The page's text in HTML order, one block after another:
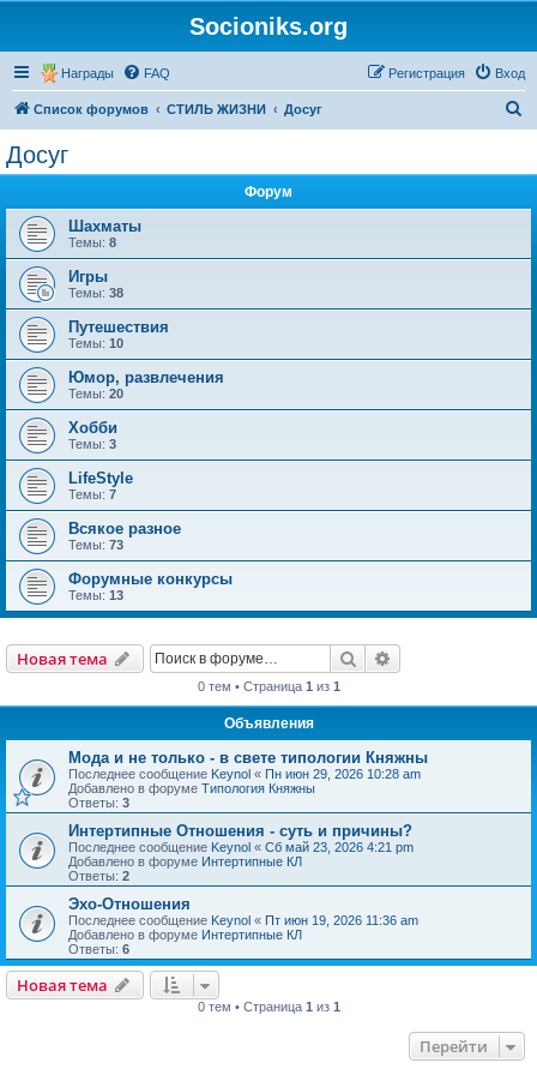
Socioniks.org
Награды FAQ Вход
Регистрация
Список форумов СТИЛЬ ЖИЗНИ Досуг
Досуг
Форум
Шахматы
Темы: 8
Игры
Темы: 38
Путешествия
Темы: 10
Юмор, развлечения
Темы: 20
Хобби
Темы: 3
LifeStyle
Темы: 7
Всякое разное
Темы: 73
Форумные конкурсы
Темы: 13
Новая тема Поиск
0 тем • Страница 1 из 1
Объявления
Мода и не только - в свете типологии Княжны
Последнее сообщение Keynol « Пн июн 29, 2026 10:28 am
Добавлено в форуме Типология Княжны
Ответы: 3
Интертипные Отношения - суть и причины?
Последнее сообщение Keynol « Сб май 23, 2026 4:21 pm
Добавлено в форуме Интертипные КЛ
Ответы: 2
Эхо-Отношения
Последнее сообщение Keynol « Пт июн 19, 2026 11:36 am
Добавлено в форуме Интертипные КЛ
Ответы: 6
Новая тема
0 тем • Страница 1 из 1
Перейти